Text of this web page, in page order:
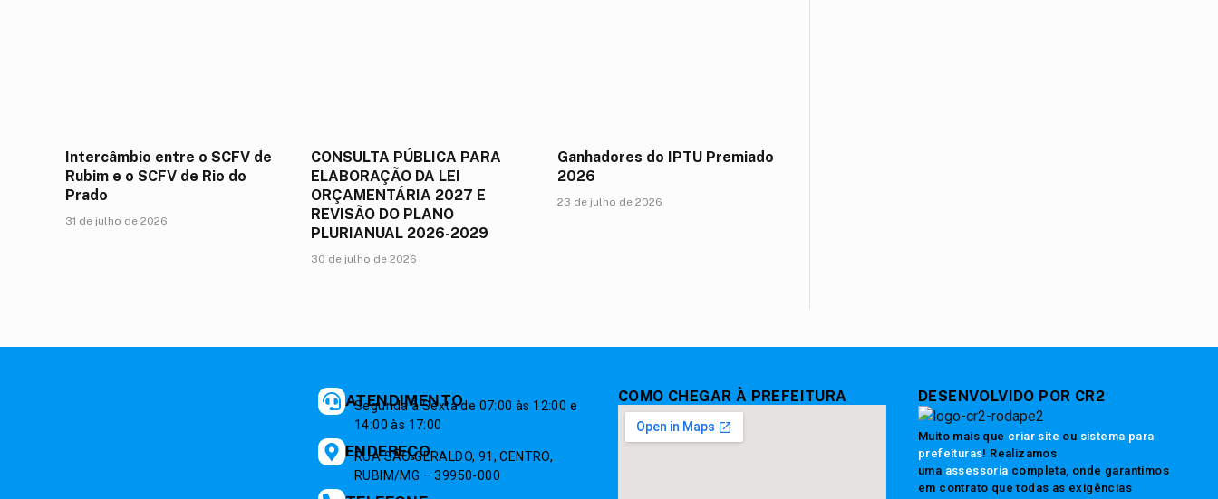
Intercâmbio entre o SCFV de
Rubim e o SCFV de Rio do
Prado
31 de julho de 2026
CONSULTA PÚBLICA PARA
ELABORAÇÃO DA LEI
ORÇAMENTÁRIA 2027 E
REVISÃO DO PLANO
PLURIANUAL 2026-2029
30 de julho de 2026
Ganhadores do IPTU Premiado
2026
23 de julho de 2026
ATENDIMENTO
Segunda à Sexta de 07:00 às 12:00 e
14:00 às 17:00
ENDEREÇO
RUA SÃO GERALDO, 91, CENTRO,
RUBIM/MG – 39950-000
COMO CHEGAR À PREFEITURA DESENVOLVIDO POR CR2
Muito mais que criar site ou sistema para
prefeituras! Realizamos
uma assessoria completa, onde garantimos
em contrato que todas as exigências